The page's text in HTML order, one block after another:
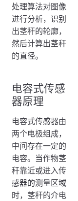
处理算法对图像
进行分析，识别
出茎秆的轮廓，
然后计算出茎秆
的直径。
电容式传感
器原理
电容式传感器由
两个电极组成，
中间存在一定的
电容。当作物茎
秆靠近或进入传
感器的测量区域
时，茎秆的介电